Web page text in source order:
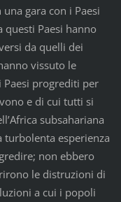
gara con i Paesi
Paesi hanno
da quelli dei
vissuto le
progrediti per
e di cui tutti si
subsahariana
turbolenta esperienza
non ebbero
le distruzioni di
a cui i popoli